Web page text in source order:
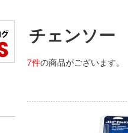
チェンソー
7件の商品がございます。